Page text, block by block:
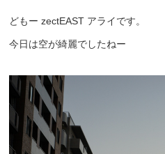
どもー zectEAST アライです。
今日は空が綺麗でしたねー